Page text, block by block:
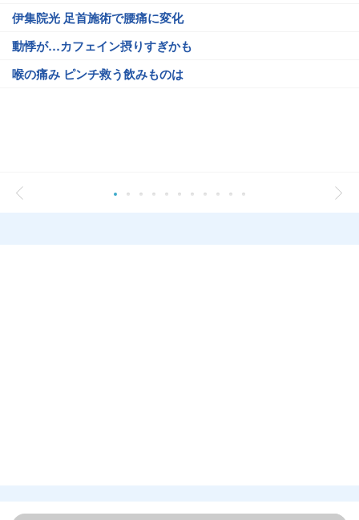
伊集院光 足首施術で腰痛に変化
動悸が…カフェイン摂りすぎかも
喉の痛み ピンチ救う飲みものは